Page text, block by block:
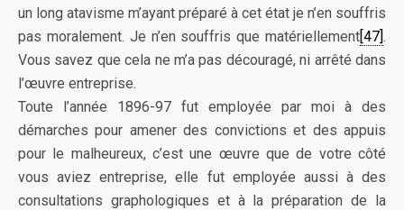
un long atavisme m’ayant préparé à cet état je n’en souffris
pas moralement. Je n’en souffris que matériellement[47].
Vous savez que cela ne m’a pas découragé, ni arrêté dans
l’œuvre entreprise.
Toute l’année 1896-97 fut employée par moi à des
démarches pour amener des convictions et des appuis
pour le malheureux, c’est une œuvre que de votre côté
vous aviez entreprise, elle fut employée aussi à des
consultations graphologiques et à la préparation de la